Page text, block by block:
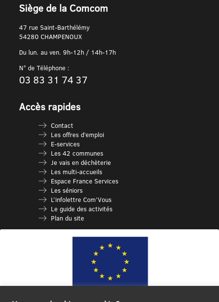
Siège de la Comcom
47 rue Saint-Barthélémy
54280 CHAMPENOUX
Du lun. au ven. 9h-12h / 14h-17h
N° de Téléphone :
03 83 31 74 37
Accès rapides
Contact
Les offres d’emploi
E-services
Les 42 communes
Je vais en déchèterie
Les multi-accueils
Espace France Services
Les séniors
L’infolettre Com’Vous
Le guide des activités
Plan du site